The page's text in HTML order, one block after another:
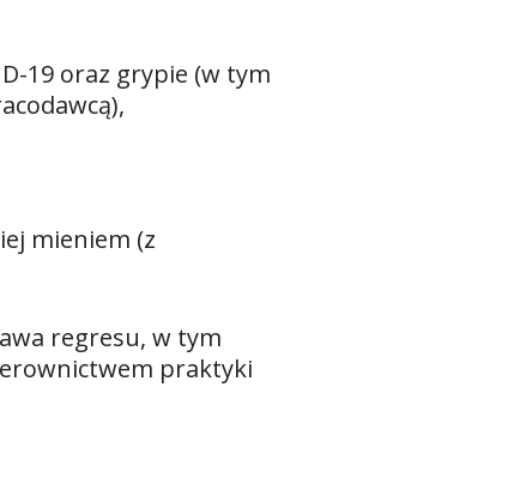
19 oraz grypie (w tym
mieniem (z
regresu, w tym
praktyki